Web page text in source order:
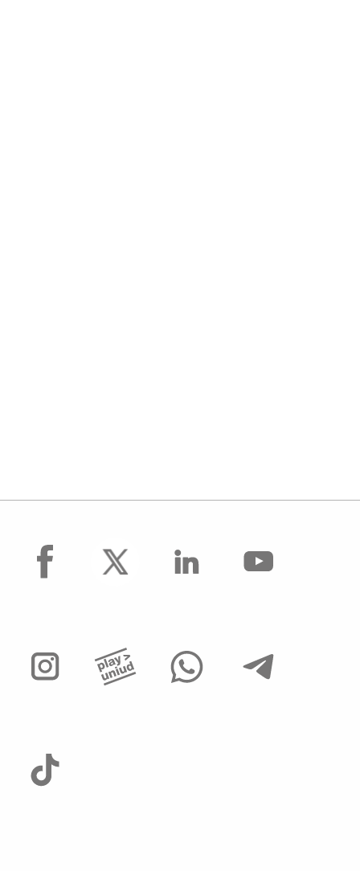
facebook